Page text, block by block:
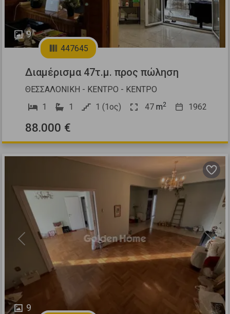
9
447645
Διαμέρισμα 47τ.μ. προς πώληση
ΘΕΣΣΑΛΟΝΙΚΗ - ΚΕΝΤΡΟ - ΚΕΝΤΡΟ
1
1 1 (1ος) 47 m2 1962
88.000 €
9
Previous Next